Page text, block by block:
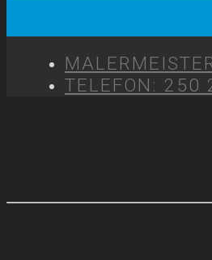
TELEFON: 250